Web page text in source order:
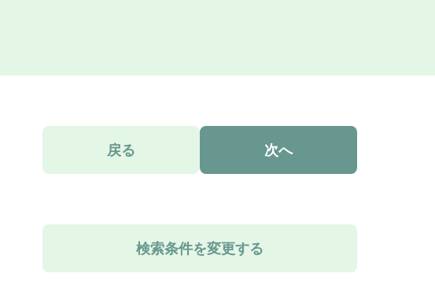
戻る 次へ
検索条件を変更する